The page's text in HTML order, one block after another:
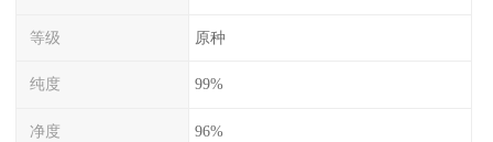
等级 原种
纯度 99%
净度 96%